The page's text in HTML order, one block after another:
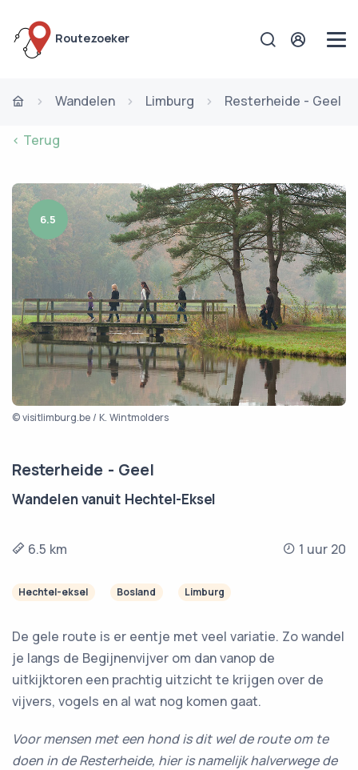
Routezoeker
Wandelen Limburg Resterheide - Geel
< Terug
6.5
© visitlimburg.be / K. Wintmolders
Resterheide - Geel
Wandelen vanuit Hechtel-Eksel
6.5 km 1 uur 20
Hechtel-eksel Bosland Limburg
De gele route is er eentje met veel variatie. Zo wandel
je langs de Begijnenvijver om dan vanop de
uitkijktoren een prachtig uitzicht te krijgen over de
vijvers, vogels en al wat nog komen gaat.
Voor mensen met een hond is dit wel de route om te
doen in de Resterheide, hier is namelijk halverwege de